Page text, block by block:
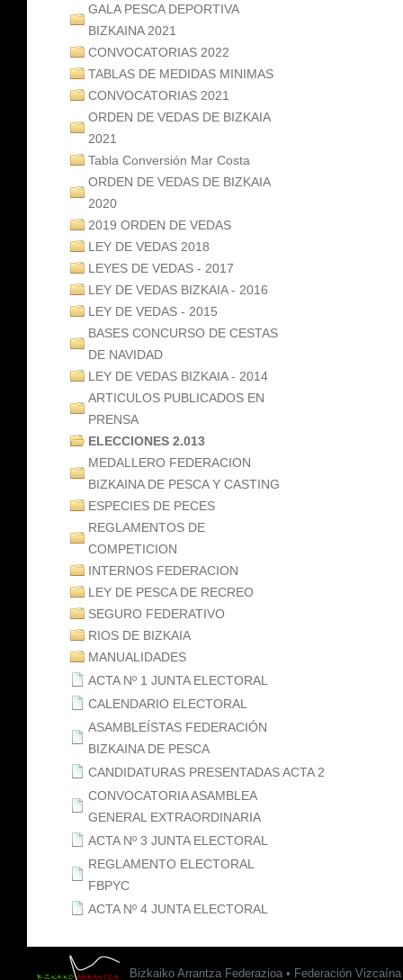
GALA PESCA DEPORTIVA
BIZKAINA 2021
CONVOCATORIAS 2022
TABLAS DE MEDIDAS MINIMAS
CONVOCATORIAS 2021
ORDEN DE VEDAS DE BIZKAIA
2021
Tabla Conversión Mar Costa
ORDEN DE VEDAS DE BIZKAIA
2020
2019 ORDEN DE VEDAS
LEY DE VEDAS 2018
LEYES DE VEDAS - 2017
LEY DE VEDAS BIZKAIA - 2016
LEY DE VEDAS - 2015
BASES CONCURSO DE CESTAS
DE NAVIDAD
LEY DE VEDAS BIZKAIA - 2014
ARTICULOS PUBLICADOS EN
PRENSA
ELECCIONES 2.013
MEDALLERO FEDERACION
BIZKAINA DE PESCA Y CASTING
ESPECIES DE PECES
REGLAMENTOS DE
COMPETICION
INTERNOS FEDERACION
LEY DE PESCA DE RECREO
SEGURO FEDERATIVO
RIOS DE BIZKAIA
MANUALIDADES
ACTA Nº 1 JUNTA ELECTORAL
CALENDARIO ELECTORAL
ASAMBLEÍSTAS FEDERACIÓN
BIZKAINA DE PESCA
CANDIDATURAS PRESENTADAS ACTA 2
CONVOCATORIA ASAMBLEA
GENERAL EXTRAORDINARIA
ACTA Nº 3 JUNTA ELECTORAL
REGLAMENTO ELECTORAL
FBPYC
ACTA Nº 4 JUNTA ELECTORAL
Bizkaiko Arrantza Federazioa • Federación